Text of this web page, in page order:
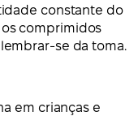
constante do
os comprimidos
se da toma.
em crianças e